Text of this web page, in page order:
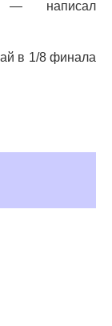
— написал
в 1/8 финала